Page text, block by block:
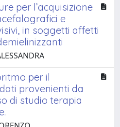
per l’acquisizione
e
in soggetti affetti
per il
provenienti da
di studio terapia